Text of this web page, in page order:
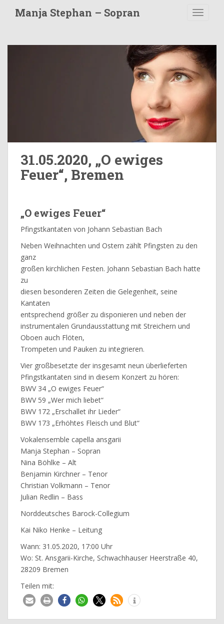
Manja Stephan – Sopran
31.05.2020, „O ewiges
Feuer“, Bremen
„O ewiges Feuer“
Pfingstkantaten von Johann Sebastian Bach
Neben Weihnachten und Ostern zählt Pfingsten zu den
ganz
großen kirchlichen Festen. Johann Sebastian Bach hatte
zu
diesen besonderen Zeiten die Gelegenheit, seine
Kantaten
entsprechend größer zu disponieren und neben der
instrumentalen Grundausstattung mit Streichern und
Oboen auch Flöten,
Trompeten und Pauken zu integrieren.
Vier großbesetzte der insgesamt neun überlieferten
Pfingstkantaten sind in diesem Konzert zu hören:
BWV 34 „O ewiges Feuer“
BWV 59 „Wer mich liebet“
BWV 172 „Erschallet ihr Lieder“
BWV 173 „Erhöhtes Fleisch und Blut“
Vokalensemble capella ansgarii
Manja Stephan – Sopran
Nina Böhlke – Alt
Benjamin Kirchner – Tenor
Christian Volkmann – Tenor
Julian Redlin – Bass
Norddeutsches Barock-Collegium
Kai Niko Henke – Leitung
Wann: 31.05.2020, 17:00 Uhr
Wo: St. Ansgarii-Kirche, Schwachhauser Heerstraße 40,
28209 Bremen
Teilen mit: